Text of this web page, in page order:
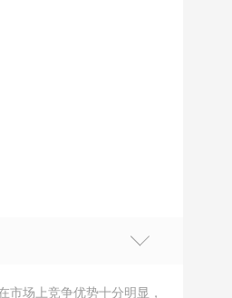
场上竞争优势十分明显，